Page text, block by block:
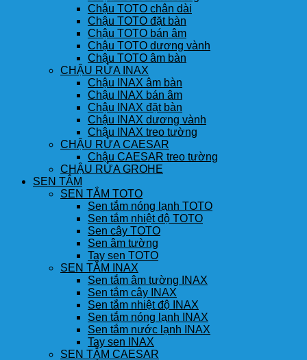
Chậu TOTO chân dài
Chậu TOTO đặt bàn
Chậu TOTO bán âm
Chậu TOTO dương vành
Chậu TOTO âm bàn
CHẬU RỬA INAX
Chậu INAX âm bàn
Chậu INAX bán âm
Chậu INAX đặt bàn
Chậu INAX dương vành
Chậu INAX treo tường
CHẬU RỬA CAESAR
Chậu CAESAR treo tường
CHẬU RỬA GROHE
SEN TẮM
SEN TẮM TOTO
Sen tắm nóng lạnh TOTO
Sen tắm nhiệt độ TOTO
Sen cây TOTO
Sen âm tường
Tay sen TOTO
SEN TẮM INAX
Sen tắm âm tường INAX
Sen tắm cây INAX
Sen tắm nhiệt độ INAX
Sen tắm nóng lạnh INAX
Sen tắm nước lạnh INAX
Tay sen INAX
SEN TẮM CAESAR